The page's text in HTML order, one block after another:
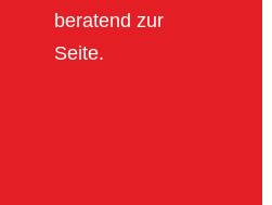
beratend zur
Seite.